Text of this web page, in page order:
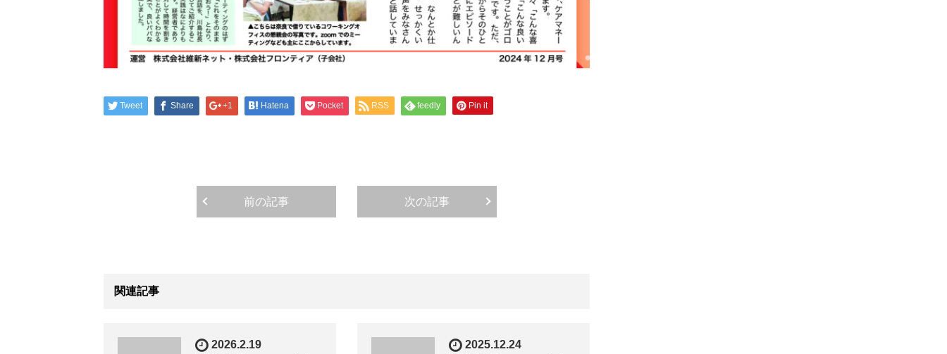
Tweet Share +1 Hatena Pocket RSS feedly Pin it
前の記事 次の記事
関連記事
2026.2.19 2025.12.24